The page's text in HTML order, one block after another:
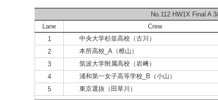
No.112 HW1X Final A
Lane
Crew
1
中央大学杉並高校（古川）
2
本所高校_A（椎山）
3
筑波大学附属高校（岩﨑）
4
浦和第一女子高等学校_B（小山）
5
東京選抜（田草川）